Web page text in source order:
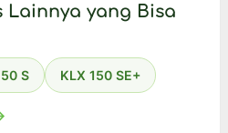
Lainnya yang Bisa
S KLX 150 SE+